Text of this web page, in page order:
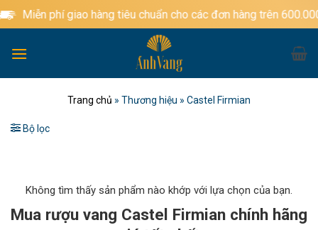
Bỏ
qua
dung
phí giao hàng tiêu chuẩn cho các đơn hàng trên 600.000đ
Trang chủ » Thương hiệu » Castel Firmian
Bộ lọc
Không tìm thấy sản phẩm nào khớp với lựa chọn của bạn.
Mua rượu vang Castel Firmian chính hãng